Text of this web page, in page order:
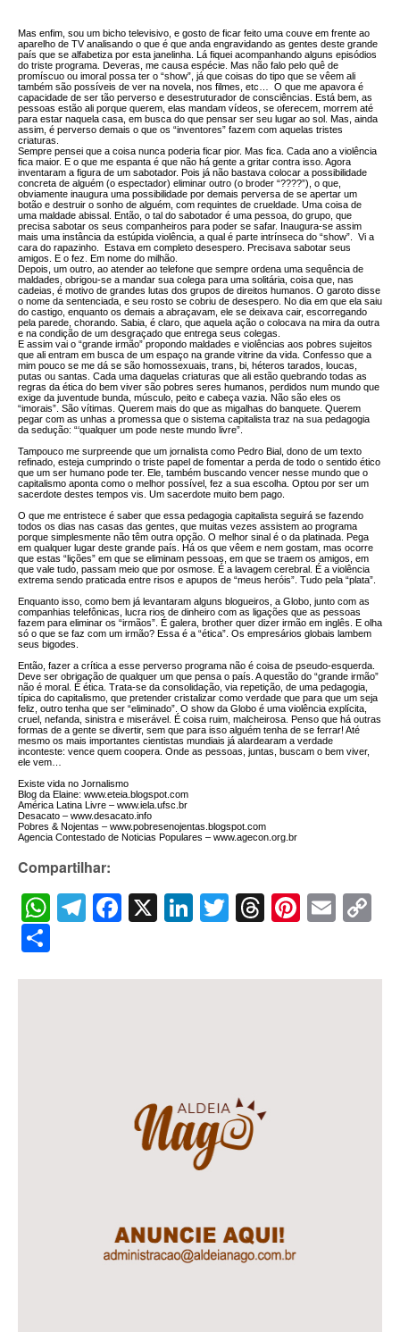
Mas enfim, sou um bicho televisivo, e gosto de ficar feito uma couve em frente ao
aparelho de TV analisando o que é que anda engravidando as gentes deste grande
país que se alfabetiza por esta janelinha. Lá fiquei acompanhando alguns episódios
do triste programa. Deveras, me causa espécie. Mas não falo pelo quê de
promíscuo ou imoral possa ter o “show”, já que coisas do tipo que se vêem ali
também são possíveis de ver na novela, nos filmes, etc… O que me apavora é
capacidade de ser tão perverso e desestruturador de consciências. Está bem, as
pessoas estão ali porque querem, elas mandam vídeos, se oferecem, morrem até
para estar naquela casa, em busca do que pensar ser seu lugar ao sol. Mas, ainda
assim, é perverso demais o que os “inventores” fazem com aquelas tristes
criaturas.
Sempre pensei que a coisa nunca poderia ficar pior. Mas fica. Cada ano a violência
fica maior. E o que me espanta é que não há gente a gritar contra isso. Agora
inventaram a figura de um sabotador. Pois já não bastava colocar a possibilidade
concreta de alguém (o espectador) eliminar outro (o broder “????”), o que,
obviamente inaugura uma possibilidade por demais perversa de se apertar um
botão e destruir o sonho de alguém, com requintes de crueldade. Uma coisa de
uma maldade abissal. Então, o tal do sabotador é uma pessoa, do grupo, que
precisa sabotar os seus companheiros para poder se safar. Inaugura-se assim
mais uma instância da estúpida violência, a qual é parte intrínseca do “show”. Vi a
cara do rapazinho. Estava em completo desespero. Precisava sabotar seus
amigos. E o fez. Em nome do milhão.
Depois, um outro, ao atender ao telefone que sempre ordena uma sequência de
maldades, obrigou-se a mandar sua colega para uma solitária, coisa que, nas
cadeias, é motivo de grandes lutas dos grupos de direitos humanos. O garoto disse
o nome da sentenciada, e seu rosto se cobriu de desespero. No dia em que ela saiu
do castigo, enquanto os demais a abraçavam, ele se deixava cair, escorregando
pela parede, chorando. Sabia, é claro, que aquela ação o colocava na mira da outra
e na condição de um desgraçado que entrega seus colegas.
E assim vai o “grande irmão” propondo maldades e violências aos pobres sujeitos
que ali entram em busca de um espaço na grande vitrine da vida. Confesso que a
mim pouco se me dá se são homossexuais, trans, bi, héteros tarados, loucas,
putas ou santas. Cada uma daquelas criaturas que ali estão quebrando todas as
regras da ética do bem viver são pobres seres humanos, perdidos num mundo que
exige da juventude bunda, músculo, peito e cabeça vazia. Não são eles os
“imorais”. São vítimas. Querem mais do que as migalhas do banquete. Querem
pegar com as unhas a promessa que o sistema capitalista traz na sua pedagogia
da sedução: “‘qualquer um pode neste mundo livre”.
Tampouco me surpreende que um jornalista como Pedro Bial, dono de um texto
refinado, esteja cumprindo o triste papel de fomentar a perda de todo o sentido ético
que um ser humano pode ter. Ele, também buscando vencer nesse mundo que o
capitalismo aponta como o melhor possível, fez a sua escolha. Optou por ser um
sacerdote destes tempos vis. Um sacerdote muito bem pago.
O que me entristece é saber que essa pedagogia capitalista seguirá se fazendo
todos os dias nas casas das gentes, que muitas vezes assistem ao programa
porque simplesmente não têm outra opção. O melhor sinal é o da platinada. Pega
em qualquer lugar deste grande país. Há os que vêem e nem gostam, mas ocorre
que estas “lições” em que se eliminam pessoas, em que se traem os amigos, em
que vale tudo, passam meio que por osmose. É a lavagem cerebral. É a violência
extrema sendo praticada entre risos e apupos de “meus heróis”. Tudo pela “plata”.
Enquanto isso, como bem já levantaram alguns blogueiros, a Globo, junto com as
companhias telefônicas, lucra rios de dinheiro com as ligações que as pessoas
fazem para eliminar os “irmãos”. É galera, brother quer dizer irmão em inglês. E olha
só o que se faz com um irmão? Essa é a “ética”. Os empresários globais lambem
seus bigodes.
Então, fazer a crítica a esse perverso programa não é coisa de pseudo-esquerda.
Deve ser obrigação de qualquer um que pensa o país. A questão do “grande irmão”
não é moral. É ética. Trata-se da consolidação, via repetição, de uma pedagogia,
típica do capitalismo, que pretender cristalizar como verdade que para que um seja
feliz, outro tenha que ser “eliminado”. O show da Globo é uma violência explícita,
cruel, nefanda, sinistra e miserável. É coisa ruim, malcheirosa. Penso que há outras
formas de a gente se divertir, sem que para isso alguém tenha de se ferrar! Até
mesmo os mais importantes cientistas mundiais já alardearam a verdade
inconteste: vence quem coopera. Onde as pessoas, juntas, buscam o bem viver,
ele vem…
Existe vida no Jornalismo
Blog da Elaine: www.eteia.blogspot.com
América Latina Livre – www.iela.ufsc.br
Desacato – www.desacato.info
Pobres & Nojentas – www.pobresenojentas.blogspot.com
Agencia Contestado de Noticias Populares – www.agecon.org.br
Compartilhar:
WhatsApp
Telegram
Facebook
X LinkedIn
Twitter
Threads